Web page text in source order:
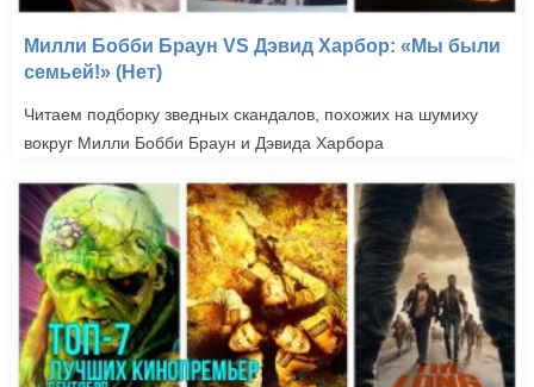
Милли Бобби Браун VS Дэвид Харбор: «Мы были
семьей!» (Нет)
Читаем подборку зведных скандалов, похожих на шумиху
вокруг Милли Бобби Браун и Дэвида Харбора